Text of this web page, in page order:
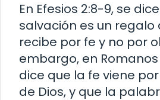
En Efesios 2:8-9, se
salvación es un regalo
recibe por fe y no por
embargo, en Romanos
dice que la fe viene
de Dios, y que la